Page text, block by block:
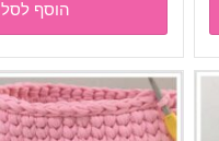
הוסף לסל